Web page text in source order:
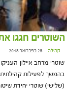
השוטרים חגגו
קהילה 28 בפברואר 2018 at 17:19
שוטרי מרחב איילון
בהמשך לפעילות
(שלישי) שוטרי יחידת